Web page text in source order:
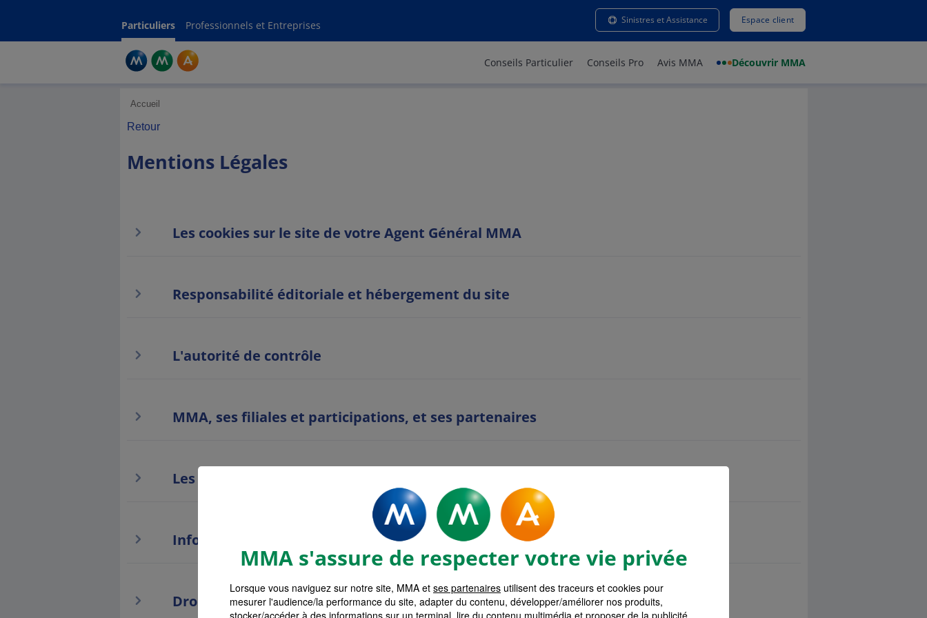
Particuliers Professionnels et Entreprises Sinistres et Assistance Espace client
Conseils Particulier Conseils Pro Avis MMA Découvrir MMA
Mentions légales - MMA PEYMEINADE
Accueil
Retour
Mentions Légales
Les cookies sur le site de votre Agent Général MMA
Responsabilité éditoriale et hébergement du site
L'autorité de contrôle
MMA, ses filiales et participations, et ses partenaires
Les liens hypertextes
Information paiement
Droit de renonciation
MMA s'assure de respecter votre vie privée
Lorsque vous naviguez sur notre site, MMA et ses partenaires utilisent des traceurs et cookies pour
mesurer l'audience/la performance du site, adapter du contenu, développer/améliorer nos produits,
stocker/accéder à des informations sur un terminal, lire du contenu multimédia et proposer de la publicité